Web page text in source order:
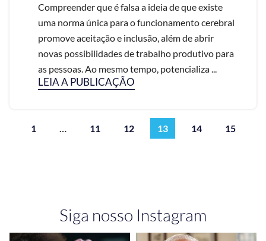
Compreender que é falsa a ideia de que existe
uma norma única para o funcionamento cerebral
promove aceitação e inclusão, além de abrir
novas possibilidades de trabalho produtivo para
as pessoas. Ao mesmo tempo, potencializa ...
LEIA A PUBLICAÇÃO
1 … 11 12 13 14 15
Siga nosso Instagram